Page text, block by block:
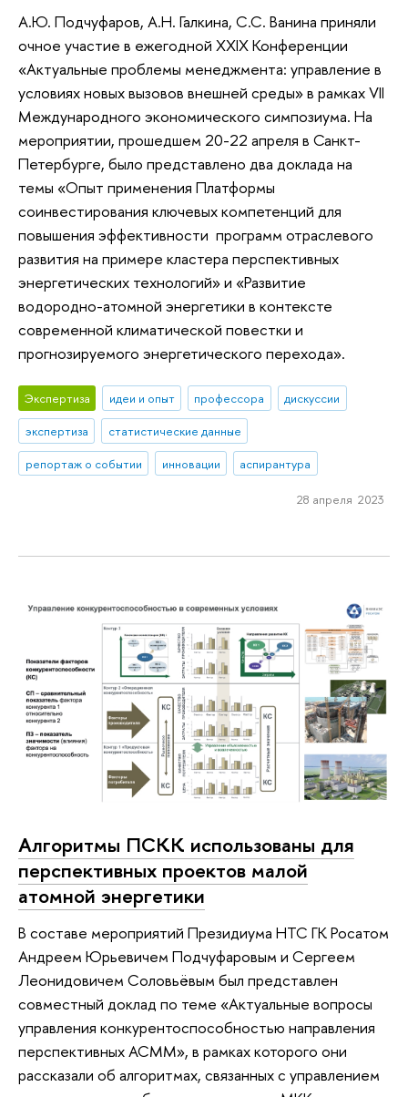
А.Ю. Подчуфаров, А.Н. Галкина, С.С. Ванина приняли
очное участие в ежегодной XXIX Конференции
«Актуальные проблемы менеджмента: управление в
условиях новых вызовов внешней среды» в рамках VII
Международного экономического симпозиума. На
мероприятии, прошедшем 20-22 апреля в Санкт-
Петербурге, было представлено два доклада на
темы «Опыт применения Платформы
соинвестирования ключевых компетенций для
повышения эффективности программ отраслевого
развития на примере кластера перспективных
энергетических технологий» и «Развитие
водородно-атомной энергетики в контексте
современной климатической повестки и
прогнозируемого энергетического перехода».
Экспертиза идеи и опыт профессора
дискуссии
экспертиза
статистические данные
репортаж о событии
инновации аспирантура
28 апреля 2023
Алгоритмы ПСКК использованы для
перспективных проектов малой
атомной энергетики
В составе мероприятий Президиума НТС ГК Росатом
Андреем Юрьевичем Подчуфаровым и Сергеем
Леонидовичем Соловьёвым был представлен
совместный доклад по теме «Актуальные вопросы
управления конкурентоспособностью направления
перспективных АСММ», в рамках которого они
рассказали об алгоритмах, связанных с управлением